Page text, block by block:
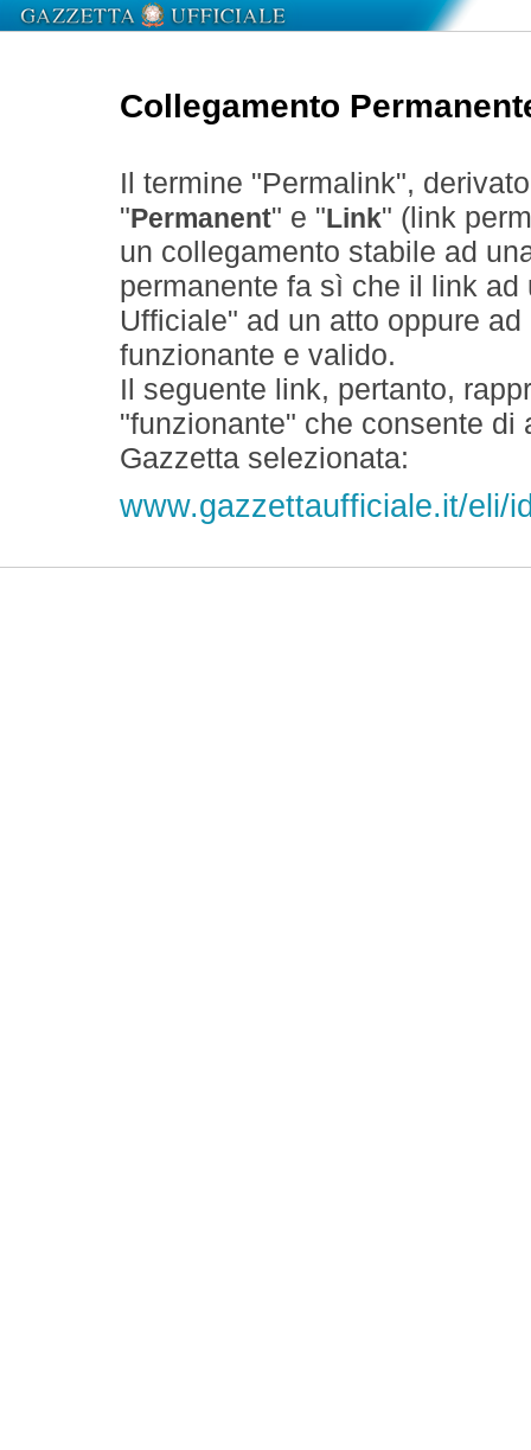
Collegamento
Il termine "Permalink",
" Permanent" e " Link" (link
un collegamento stabile ad
permanente fa sì che il link
Ufficiale" ad un atto oppure
funzionante e valido.
Il seguente link, pertanto,
"funzionante" che consente
Gazzetta selezionata:
www.gazzettaufficiale.it/eli/